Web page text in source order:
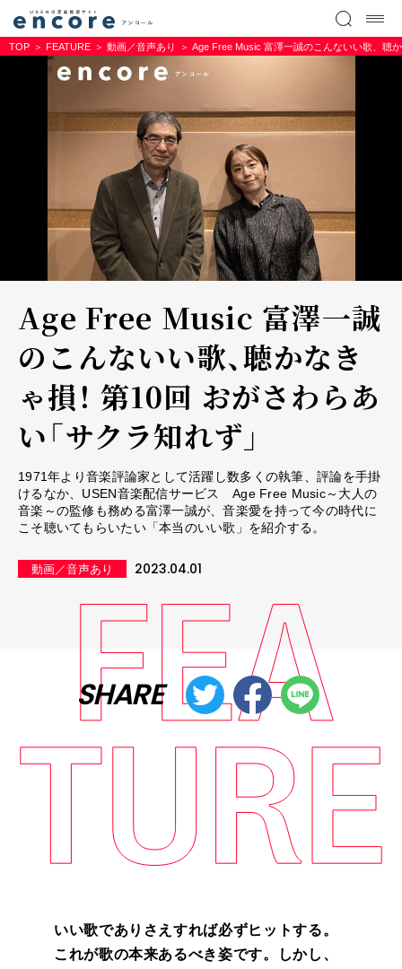
TOP FEATURE 動画／音声あり Age Free Music 富澤一誠のこんないい歌、聴
Age Free Music 富澤一誠
のこんないい歌、聴かなき
ゃ損！ 第10回 おがさわらあ
い「サクラ知れず」
1971年より音楽評論家として活躍し数多くの執筆、評論を手掛
けるなか、USEN音楽配信サービス Age Free Music～大人の
音楽～の監修も務める富澤一誠が、音楽愛を持って今の時代に
こそ聴いてもらいたい「本当のいい歌」を紹介する。
動画／音声あり 2023.04.01
SHARE
いい歌でありさえすれば必ずヒットする。
これが歌の本来あるべき姿です。しかし、